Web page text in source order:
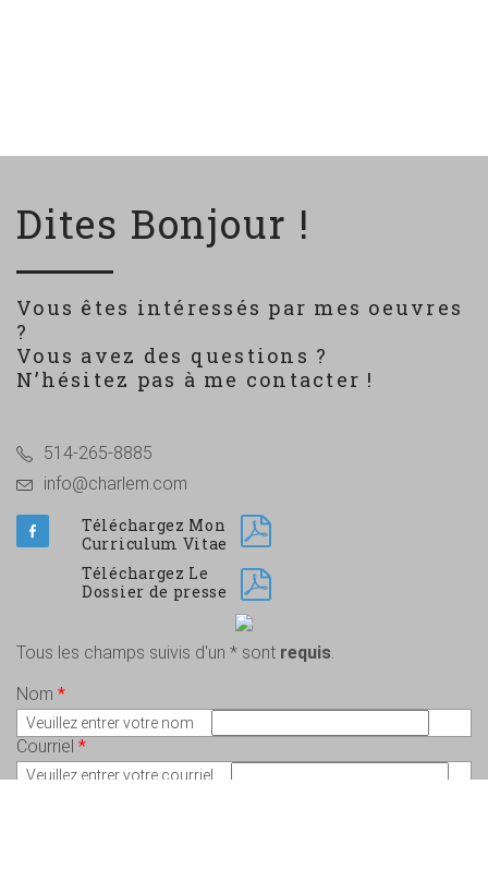
Dites Bonjour !
Vous êtes intéressés par mes oeuvres
?
Vous avez des questions ?
N’hésitez pas à me contacter !
514-265-8885
info@charlem.com
Téléchargez Mon
Curriculum Vitae
Téléchargez Le
Dossier de presse
Tous les champs suivis d'un * sont requis.
Nom *
Veuillez entrer votre nom
Courriel *
Veuillez entrer votre courriel